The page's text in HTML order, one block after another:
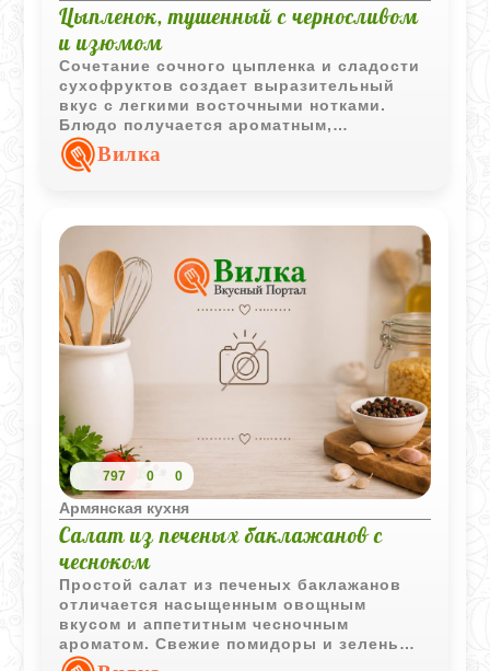
Цыпленок, тушенный с черносливом
и изюмом
Сочетание сочного цыпленка и сладости
сухофруктов создает выразительный
вкус с легкими восточными нотками.
Блюдо получается ароматным,
насыщенным и отлично подходит для
семейного обеда или ужина.
Вилка
797 0 0
Армянская кухня
Салат из печеных баклажанов с
чесноком
Простой салат из печеных баклажанов
отличается насыщенным овощным
вкусом и аппетитным чесночным
ароматом. Свежие помидоры и зелень
делают подачу особенно яркой.